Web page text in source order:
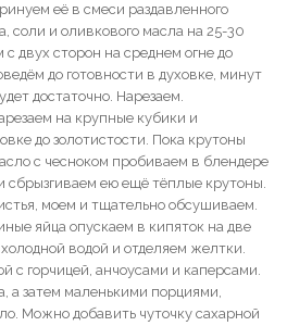
её в смеси раздавленного
соли и оливкового масла на 25-30
двух сторон на среднем огне до
до готовности в духовке, минут
достаточно. Нарезаем.
на крупные кубики и
до золотистости. Пока крутоны
с чесноком пробиваем в блендере
сбрызгиваем ею ещё тёплые крутоны.
моем и тщательно обсушиваем.
яйца опускаем в кипяток на две
водой и отделяем желтки.
с горчицей, анчоусами и каперсами.
а затем маленькими порциями,
Можно добавить чуточку сахарной